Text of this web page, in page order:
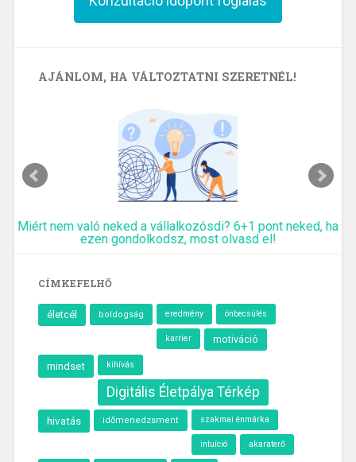
AJÁNLOM, HA VÁLTOZTATNI SZERETNÉL!
Miért nem való neked a vállalkozósdi? 6+1 pont neked, ha
ezen gondolkodsz, most olvasd el!
CÍMKEFELHŐ
életcél boldogság eredmény önbecsülés
karrier motiváció
mindset kihívás
Digitális Életpálya Térkép
hivatás időmenedzsment szakmai énmárka
intuíció akaraterő